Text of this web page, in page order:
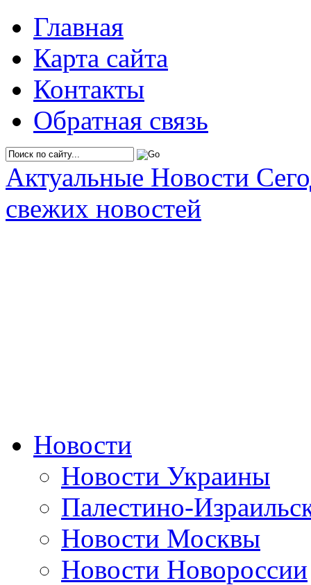
Главная
Карта сайта
Контакты
Обратная связь
Актуальные Новости
свежих новостей
Новости
Новости Украины
Палестино-
Новости Москвы
Новости Новороссии